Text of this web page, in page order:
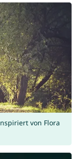
von Flora